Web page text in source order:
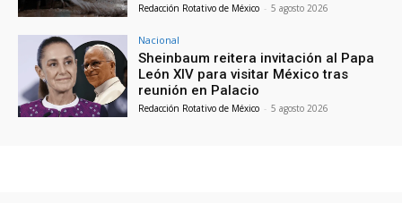
Redacción Rotativo de México - 5 agosto 2026
Nacional
Sheinbaum reitera invitación al Papa
León XIV para visitar México tras
reunión en Palacio
Redacción Rotativo de México - 5 agosto 2026